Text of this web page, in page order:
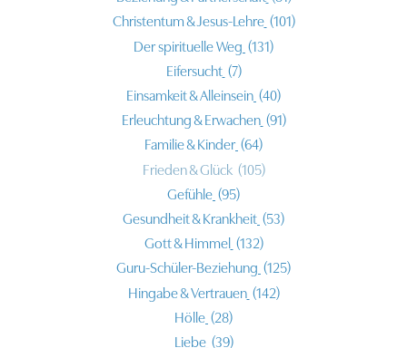
Christentum & Jesus-Lehre (101)
Der spirituelle Weg (131)
Eifersucht (7)
Einsamkeit & Alleinsein (40)
Erleuchtung & Erwachen (91)
Familie & Kinder (64)
Frieden & Glück (105)
Gefühle (95)
Gesundheit & Krankheit (53)
Gott & Himmel (132)
Guru-Schüler-Beziehung (125)
Hingabe & Vertrauen (142)
Hölle (28)
Liebe (39)